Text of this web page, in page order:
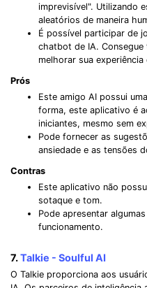
imprevisível". Utilizando
aleatórios de maneira
É possível participar de
chatbot de IA.
melhorar sua experiência
Prós
Este amigo AI possui
forma, este aplicativo é
iniciantes, mesmo sem
Pode fornecer as
ansiedade e as tensões
Contras
Este aplicativo não
sotaque e tom.
Pode apresentar
funcionamento.
7.Talkie - Soulful AI
O Talkie proporciona aos